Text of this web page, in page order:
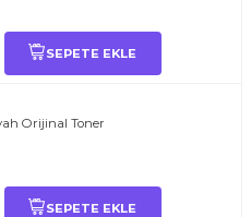
SEPETE EKLE
Orijinal Toner
SEPETE EKLE